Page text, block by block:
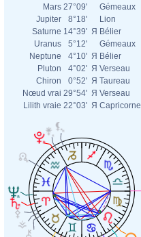
Mars 27°09'
Gémeaux
Jupiter
8°18'
Lion
Saturne 14°39' Я Bélier
Uranus
5°12'
Gémeaux
Neptune
4°10' Я Bélier
Pluton
4°02' Я Verseau
Chiron
0°52' Я Taureau
Nœud vrai 29°54' Я Verseau
Lilith vraie 22°03' Я Capricorne